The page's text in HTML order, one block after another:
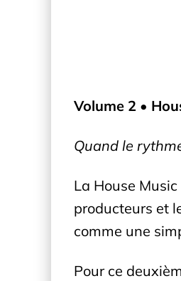
Volume 2 •
Quand le
La House
producteurs et
comme une
Pour ce